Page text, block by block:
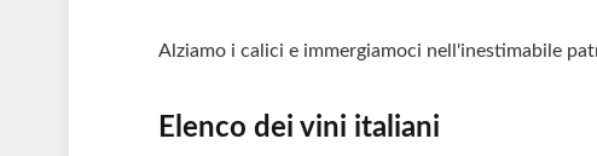
Alziamo i calici e immergiamoci nell'inestimabile
Elenco dei vini italiani